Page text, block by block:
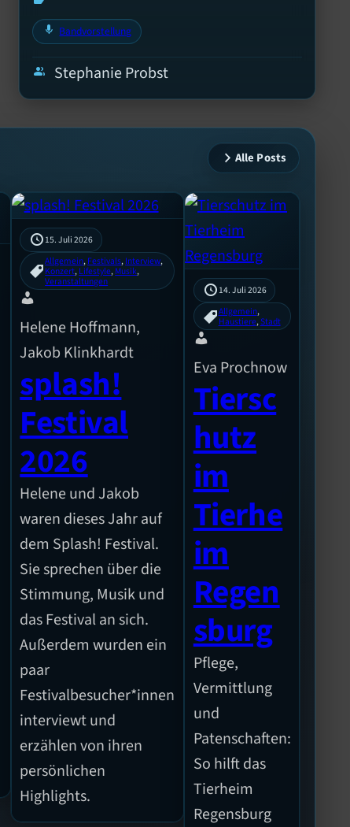
mic Bandvorstellung
group Stephanie Probst
Alle Posts
15. Juli 2026
Allgemein, Festivals, Interview
Konzert, Lifestyle, Musik
Veranstaltungen
Helene Hoffmann,
Jakob Klinkhardt
splash!
Festival
2026
Helene und Jakob
waren dieses Jahr auf
dem Splash! Festival.
Sie sprechen über die
Stimmung, Musik und
das Festival an sich.
Außerdem wurden ein
paar
Festivalbesucher*innen
interviewt und
erzählen von ihren
persönlichen
Highlights.
14. Juli 2026
Allgemein,
Haustiere, Stadt
Eva Prochnow
Tiersc
hutz
im
Tierhe
im
Regen
sburg
Pflege,
Vermittlung
und
Patenschaften:
So hilft das
Tierheim
Regensburg